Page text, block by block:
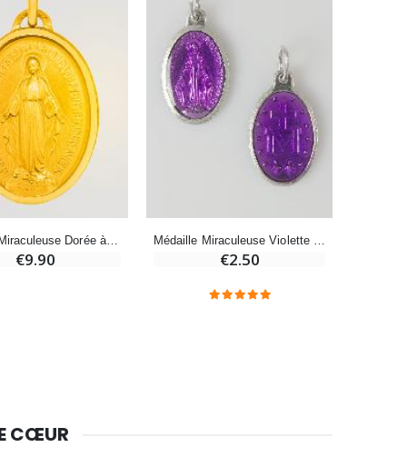
Huile d'Onction
€9.90
€4.90
Médaille Miraculeuse Dorée à l'or fin 24k - 19mm
€9.90
Médaille Miraculeuse Violette - 19mm
€2.50
CŒUR